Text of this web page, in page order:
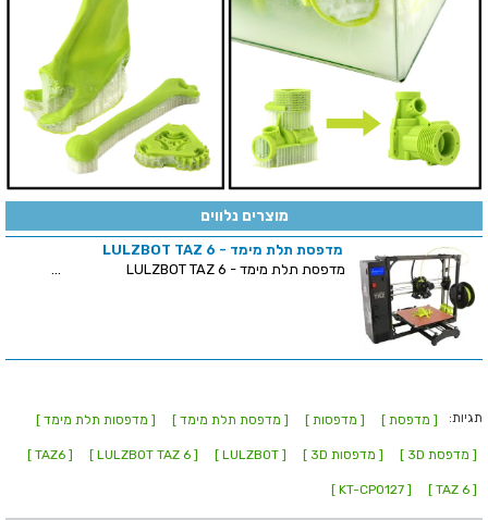
מוצרים נלווים
מדפסת תלת מימד - LULZBOT TAZ 6
מדפסת תלת מימד - LULZBOT TAZ 6 ...
תגיות: [ מדפסת ] [ מדפסות ] [ מדפסת תלת מימד ] [ מדפסות תלת מימד ]
[ מדפסת 3D ] [ מדפסות 3D ] [ LULZBOT ]
[ LULZBOT TAZ 6 ]
[ TAZ6 ]
[ TAZ 6 ]
[ KT-CP0127 ]